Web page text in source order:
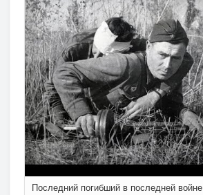
Последний погибший в последней войне